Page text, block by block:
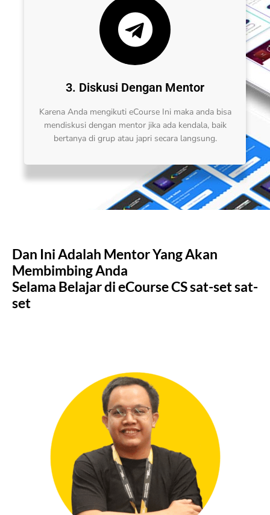
3. Diskusi Dengan Mentor
Karena Anda mengikuti eCourse Ini maka anda bisa
mendiskusi dengan mentor jika ada kendala, baik
bertanya di grup atau japri secara langsung.
Dan Ini Adalah Mentor Yang Akan
Membimbing Anda
Selama Belajar di eCourse CS sat-set sat-
set